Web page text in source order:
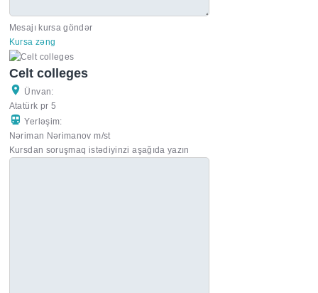
Mesajı kursa göndər
Kursa zəng
Celt colleges
Ünvan:
Atatürk pr 5
Yerləşim:
Nəriman Nərimanov m/st
Kursdan soruşmaq istədiyinzi aşağıda yazın